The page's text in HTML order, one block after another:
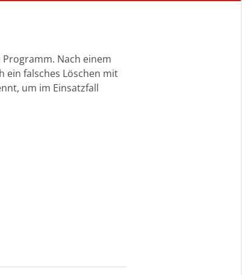
Nach einem
ein falsches Löschen mit
um im Einsatzfall